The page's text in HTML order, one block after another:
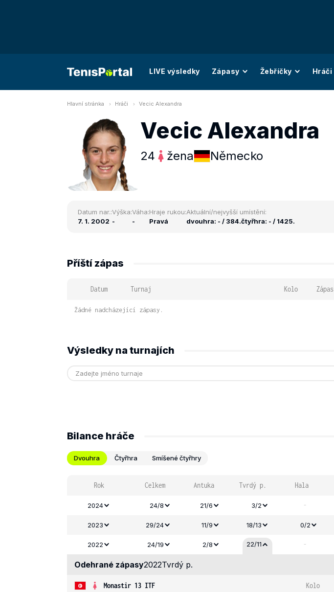
LIVE výsledky Zápasy Žebříčky Hráči
Hlavní stránka Hráči Vecic Alexandra
Vecic Alexandra
24 žena Německo
Datum nar.:
7. 1. 2002
Výška:
-
Váha:
-
Hraje rukou:
Pravá
Aktuální/nejvyšší umístění:
dvouhra: - / 384.čtyřhra: - / 1425.
Příští zápas
Datum Turnaj Kolo Zápas
Žádné nadcházející zápasy.
Výsledky na turnajích
Bilance hráče
Dvouhra Čtyřhra Smíšené čtyřhry
Rok Celkem Antuka Tvrdý p. Hala
2024 24/8 21/6 3/2 -
2023 29/24 11/9 18/13 0/2
2022 24/19 2/8 22/11 -
Odehrané zápasy2022Tvrdý p.
Monastir 13 ITF Kolo